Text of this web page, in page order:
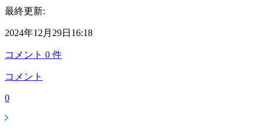
最終更新:
2024年12月29日16:18
コメント 0 件
コメント
0